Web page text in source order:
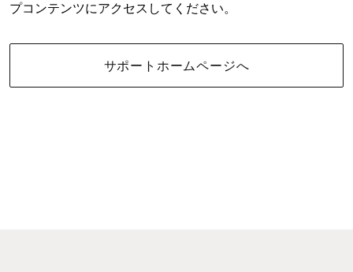
プコンテンツにアクセスしてください。
サポートホームページへ